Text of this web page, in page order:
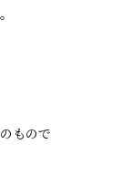
もので